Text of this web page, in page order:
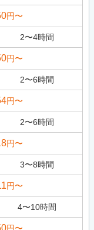
円〜
2〜4時間
円〜
2〜6時間
円〜
2〜6時間
円〜
3〜8時間
円〜
4〜10時間